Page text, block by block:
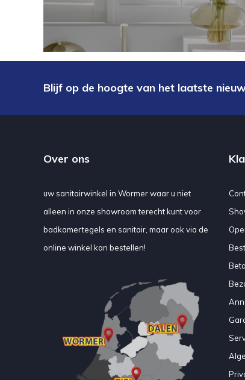
Blijf op de hoogte van het laatste
Over ons
uw sanitairwinkel in Wormer waar u niet
alleen in onze showroom terecht kunt voor
badkamertegels en sanitair, maar ook via de
online winkel kan bestellen!